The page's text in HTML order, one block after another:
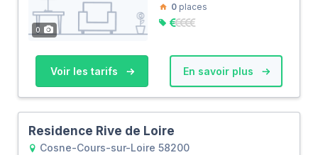
0
0 places
Voir les tarifs En savoir plus
Residence Rive de Loire
Cosne-Cours-sur-Loire 58200